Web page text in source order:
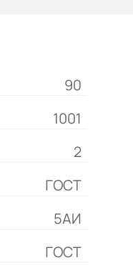
90
1001
2
ГОСТ
5АИ
ГОСТ